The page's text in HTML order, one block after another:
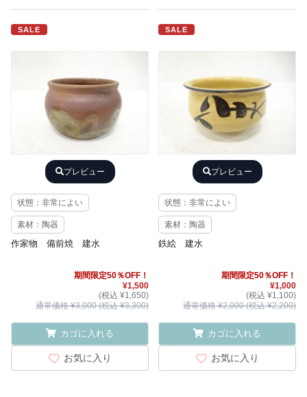
SALE
プレビュー
状態：非常によい
素材：陶器
作家物 備前焼 建水
期間限定50％OFF！
¥1,500
(税込 ¥1,650)
通常価格 ¥3,000 (税込 ¥3,300)
カゴに入れる
お気に入り
SALE
プレビュー
状態：非常によい
素材：陶器
鉄絵 建水
期間限定50％OFF！
¥1,000
(税込 ¥1,100)
通常価格 ¥2,000 (税込 ¥2,200)
カゴに入れる
お気に入り